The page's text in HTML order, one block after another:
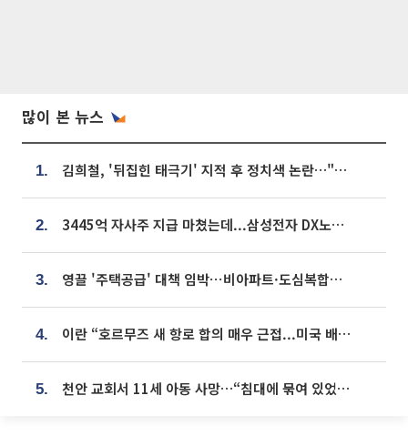
많이 본 뉴스
1. 김희철, '뒤집힌 태극기' 지적 후 정치색 논란…"좌우 떠나 우리나라 국기"
2. 3445억 자사주 지급 마쳤는데...삼성전자 DX노조, 뒤늦은 '떼쓰기 집회'
3. 영끌 '주택공급' 대책 임박⋯비아파트·도심복합까지 총동원
4. 이란 “호르무즈 새 항로 합의 매우 근접...미국 배상 먼저”
5. 천안 교회서 11세 아동 사망…“침대에 묶여 있었다” 진술 확보